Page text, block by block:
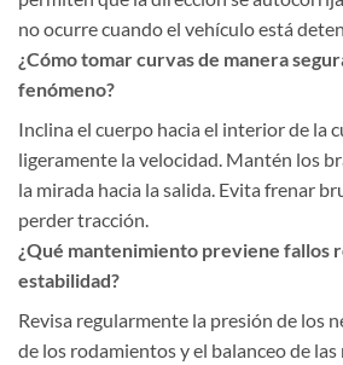
no ocurre cuando el vehículo está
¿Cómo tomar curvas de manera
fenómeno?
Inclina el cuerpo hacia el interior de la
ligeramente la velocidad. Mantén los
la mirada hacia la salida. Evita frenar
perder tracción.
¿Qué mantenimiento previene fallos
estabilidad?
Revisa regularmente la presión de los
de los rodamientos y el balanceo de